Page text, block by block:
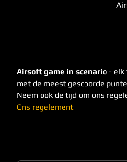
Airsoft game in scenario - elk
met de meest gescoorde
Neem ook de tijd om ons
Ons regelement